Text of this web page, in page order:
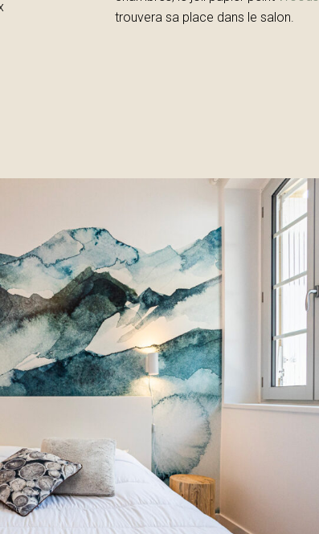
trouvera sa place dans le salon.